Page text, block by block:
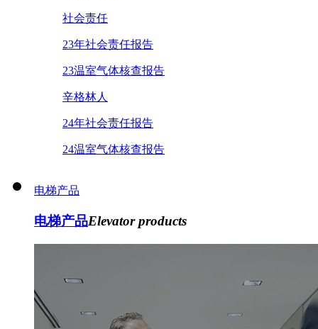
社会责任
23年社会责任报告
23温室气体核查报告
辛格林人
24年社会责任报告
24温室气体核查报告
电梯产品
电梯产品Elevator products